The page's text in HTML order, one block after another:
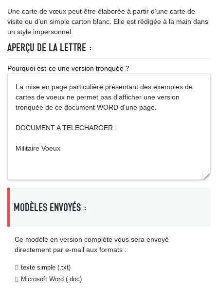
Une carte de vœux peut être élaborée à partir d’une carte de
visite ou d’un simple carton blanc. Elle est rédigée à la main dans
un style impersonnel.
APERÇU DE LA LETTRE :
Pourquoi est-ce une version tronquée ?
La mise en page particulière présentant des exemples de
cartes de voeux ne permet pas d'afficher une version
tronquée de ce document WORD d'une page.
DOCUMENT A TELECHARGER :
Militaire Voeux
MODÈLES ENVOYÉS :
Ce modèle en version complète vous sera envoyé
directement par e-mail aux formats :
texte simple (.txt)
Microsoft Word (.doc)